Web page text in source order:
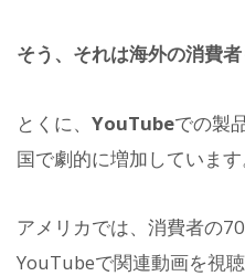
そう、それは海外の消費者
とくに、 YouTubeでの製
国で劇的に増加しています
アメリカでは、消費者の
YouTubeで関連動画を視